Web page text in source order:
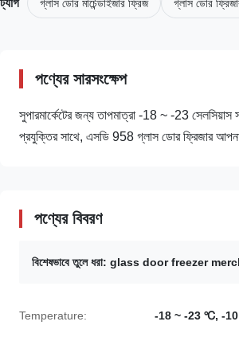
ট্যাগ গ্লাস ডোর মার্চেন্ডাইজার ফ্রিজ গ্লাস ডোর ফ্রিজার
পণ্যের সারসংক্ষেপ
সুপারমার্কেটের জন্য তাপমাত্রা -18 ~ -23
প্রযুক্তির সাথে, এসডি 958 গ্লাস ডোর ফ্রিজার
পণ্যের বিবরণ
বিশেষভাবে তুলে ধরা: glass door freezer
Temperature: -18 ~ -23 ℃, -10